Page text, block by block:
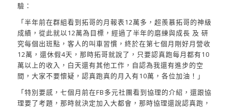
驗：
「半年前在群組看到拓哥的月報表12萬多，超羨慕拓哥的神級
成績，從此就以12萬為目標，經過了半年的磨練與成長 及 研
究每個出班點，客人的叫車習慣，終於在第七個月剛好月營收
12萬，還休假4天，那時拓哥就說了，只要認真跑每月都有10
萬以上的收入，白天還有其他工作，自認為我還有進步的空
間，大家不要懷疑，認真跑真的月入有10萬，各位加油！」
「特別要感，七個月前在FB多元社團看到協理的介紹，還跟協
理要了考題，那時就決定加入大都會，那時協理還說認真跑，